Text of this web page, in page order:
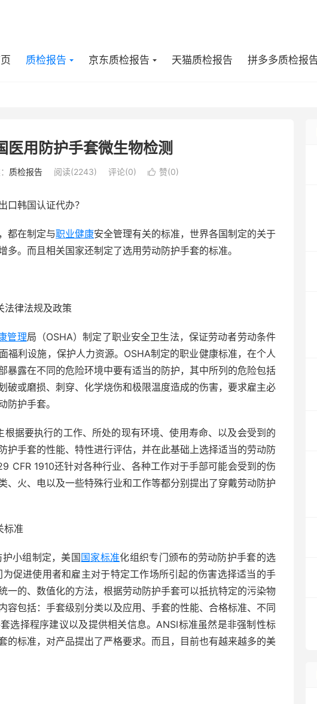
质检报告 京东质检报告 天猫质检报告 拼多多质检报
医用防护手套微生物检测
质检报告 阅读(2243) 评论(0)  赞(0)
口韩国认证代办？
都在制定与职业健康安全管理有关的标准，世界各国制定的关于
。而且相关国家还制定了选用劳动防护手套的标准。
法律法规及政策
管理局（OSHA）制定了职业安全卫生法，保证劳动者劳动条件
福利设施，保护人力资源。OSHA制定的职业健康标准，在个人
暴露在不同的危险环境中要有适当的防护，其中所列的危险包括
破或磨损、刺穿、化学烧伤和极限温度造成的伤害，要求雇主必
防护手套。
根据要执行的工作、所处的现有环境、使用寿命、以及会受到的
护手套的性能、特性进行评估，并在此基础上选择适当的劳动防
CFR 1910还针对各种行业、各种工作对于手部可能会受到的伤
、火、电以及一些特殊行业和工作等都分别提出了穿戴劳动防护
标准
小组制定，美国 国家标准化组织专门颁布的劳动防护手套的选
促进使用者和雇主对于特定工作场所引起的伤害选择适当的手
一的、数值化的方法，根据劳动防护手套可以抵抗特定的污染物
容包括：手套级别分类以及应用、手套的性能、合格标准、不同
选择程序建议以及提供相关信息。ANSI标准虽然是非强制性标
的标准，对产品提出了严格要求。而且，目前也有越来越多的美